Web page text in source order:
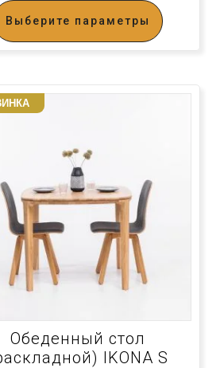
Выберите параметры
Обеденный стол
IKONA S